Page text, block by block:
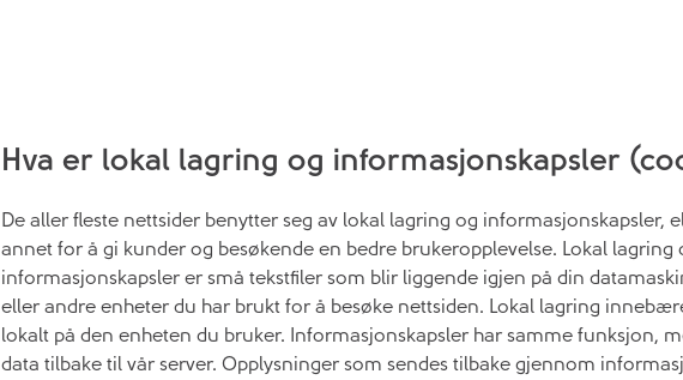
Hva er lokal lagring og informasjonskapsler
De aller fleste nettsider benytter seg av lokal lagring og informasjonskapsler,
annet for å gi kunder og besøkende en bedre brukeropplevelse. Lokal lagring
informasjonskapsler er små tekstfiler som blir liggende igjen på din
eller andre enheter du har brukt for å besøke nettsiden. Lokal lagring
lokalt på den enheten du bruker. Informasjonskapsler har samme funksjon,
data tilbake til vår server. Opplysninger som sendes tilbake gjennom